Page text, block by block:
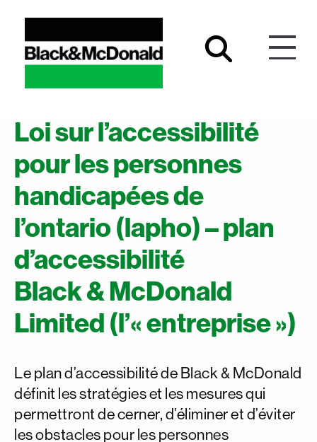
Loi sur l’accessibilité
pour les personnes
handicapées de
l’ontario (lapho) – plan
d’accessibilité
Black & McDonald
Limited (l’« entreprise »)
Le plan d’accessibilité de Black & McDonald
définit les stratégies et les mesures qui
permettront de cerner, d’éliminer et d’éviter
les obstacles pour les personnes